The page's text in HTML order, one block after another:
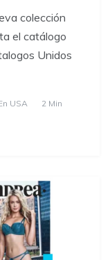
colección
el catálogo
Unidos
USA
2 Min